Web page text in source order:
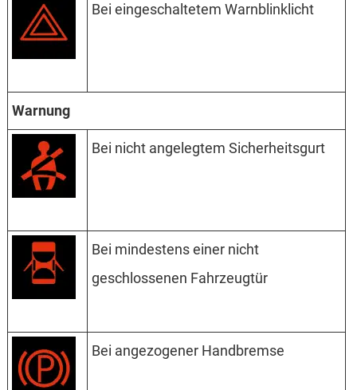
Bei eingeschaltetem Warnblinklicht
Warnung
Bei nicht angelegtem Sicherheitsgurt
Bei mindestens einer nicht
geschlossenen Fahrzeugtür
Bei angezogener Handbremse